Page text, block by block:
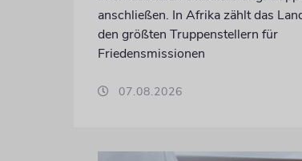
anschließen. In Afrika zählt das
den größten Truppenstellern für
Friedensmissionen
07.08.2026